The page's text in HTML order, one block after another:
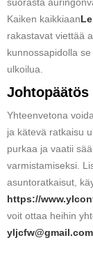
suorasta
Kaiken kaikkiaan
rakastavat viettää
kunnossapidolla
ulkoilua.
Johtopäätös
Yhteenvetona
ja kätevä ratkaisu
purkaa ja vaatii
varmistamiseksi.
asuntoratkaisut,
https://
voit ottaa heihin
yljcfw@gmail.com